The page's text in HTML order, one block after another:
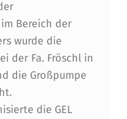
Bereich der
wurde die
der Fa. Fröschl in
die Großpumpe
die GEL